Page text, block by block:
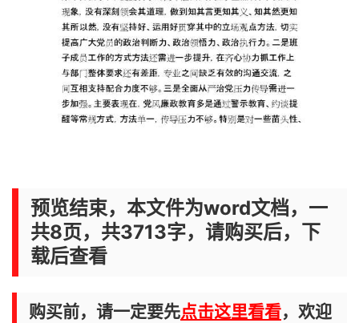
预览结束，本文件为word文档，一
共8页，共3713字，请购买后，下
载后查看
购买前，请一定要先点击这里看看，欢迎